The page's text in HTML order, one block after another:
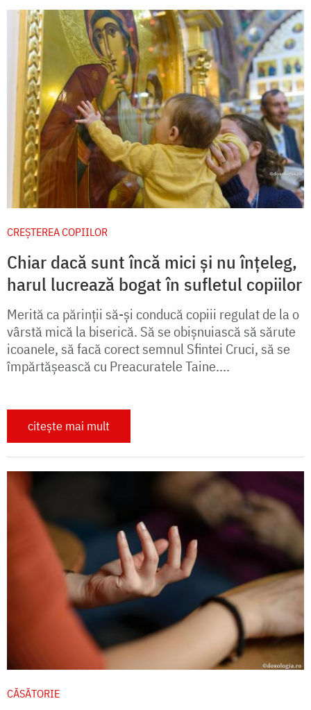
CREŞTEREA COPIILOR
Chiar dacă sunt încă mici și nu înțeleg,
harul lucrează bogat în sufletul copiilor
Merită ca părinții să-și conducă copiii regulat de la o
vârstă mică la biserică. Să se obișnuiască să sărute
icoanele, să facă corect semnul Sfintei Cruci, să se
împărtășească cu Preacuratele Taine....
citește mai mult
CĂSĂTORIE